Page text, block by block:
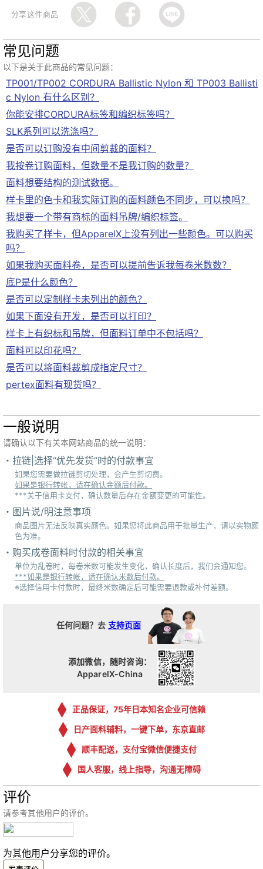
分享这件商品
常见问题
以下是关于此商品的常见问题：
TP001/TP002 CORDURA Ballistic Nylon 和 TP003 Ballisti
c Nylon 有什么区别？
你能安排CORDURA标签和编织标签吗？
SLK系列可以洗涤吗？
是否可以订购没有中间剪裁的面料？
我按卷订购面料，但数量不是我订购的数量？
面料想要结构的测试数据。
样卡里的色卡和我实际订购的面料颜色不同步，可以换吗？
我想要一个带有商标的面料吊牌/编织标签。
我购买了样卡，但ApparelX上没有列出一些颜色。可以购买
吗？
如果我购买面料卷，是否可以提前告诉我每卷米数数？
底P是什么颜色？
是否可以定制样卡未列出的颜色？
如果下面没有开发，是否可以打印？
样卡上有织标和吊牌，但面料订单中不包括吗？
面料可以印花吗？
是否可以将面料裁剪成指定尺寸？
pertex面料有现货吗？
一般说明
请确认以下有关本网站商品的统一说明：
拉链|选择“优先发货”时的付款事宜
如果您需要做拉链剪切处理，会产生剪切费。
如果是银行转帐，请在确认金额后付款。
***关于信用卡支付，确认数量后存在金额变更的可能性。
图片说/明注意事项
商品图片无法反映真实颜色。如果您将此商品用于批量生产，请以实物颜
色为准。
购买成卷面料时付款的相关事宜
单位为乱卷时，每卷米数可能发生变化，确认长度后，我们会通知您。
***如果是银行转帐，请在确认米数后付款。
※选择信用卡付款时，最终米数确定后可能需要退款或补付差额。
任何问题？去 支持页面
添加微信，随时咨询：
ApparelX-China
正品保证，75年日本知名企业可信赖
日产面料辅料，一键下单，东京直邮
顺丰配送，支付宝微信便捷支付
国人客服，线上指导，沟通无障碍
评价
请参考其他用户的评价。
为其他用户分享您的评价。